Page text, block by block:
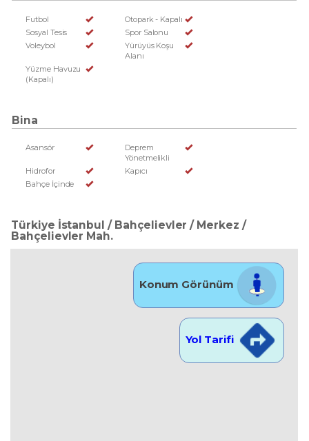
Futbol
Otopark - Kapalı
Sosyal Tesis
Spor Salonu
Voleybol
Yürüyüs Koşu
Alanı
Yüzme Havuzu
(Kapalı)
Bina
Asansör
Deprem
Yönetmelikli
Hidrofor
Kapıcı
Bahçe İçinde
Türkiye İstanbul / Bahçelievler / Merkez /
Bahçelievler Mah.
Konum Görünüm
Yol Tarifi